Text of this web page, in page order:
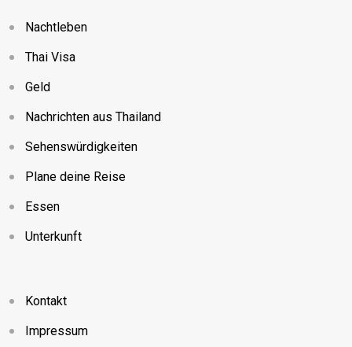
Nachtleben
Thai Visa
Geld
Nachrichten aus Thailand
Sehenswürdigkeiten
Plane deine Reise
Essen
Unterkunft
Kontakt
Impressum